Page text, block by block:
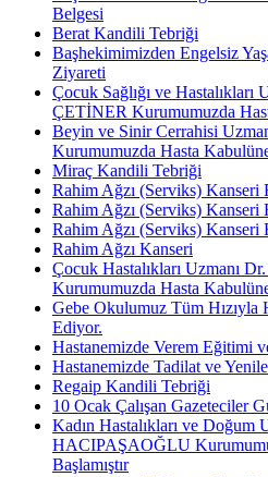
Belgesi
Berat Kandili Tebriği
Başhekimimizden Engelsiz
Ziyareti
Çocuk Sağlığı ve
ÇETİNER Kurumumuzda
Beyin ve Sinir Cerrahisi
Kurumumuzda Hasta Kabulüne
Miraç Kandili Tebriği
Rahim Ağzı (Serviks) Kanseri
Rahim Ağzı (Serviks) Kanseri
Rahim Ağzı (Serviks) Kanseri
Rahim Ağzı Kanseri
Çocuk Hastalıkları Uzmanı
Kurumumuzda Hasta
Gebe Okulumuz Tüm Hızıyla
Ediyor.
Hastanemizde Verem Eğitimi
Hastanemizde Tadilat ve
Regaip Kandili Tebriği
10 Ocak Çalışan Gazeteciler
Kadın Hastalıkları ve Doğum
HACIPAŞAOĞLU
Başlamıştır